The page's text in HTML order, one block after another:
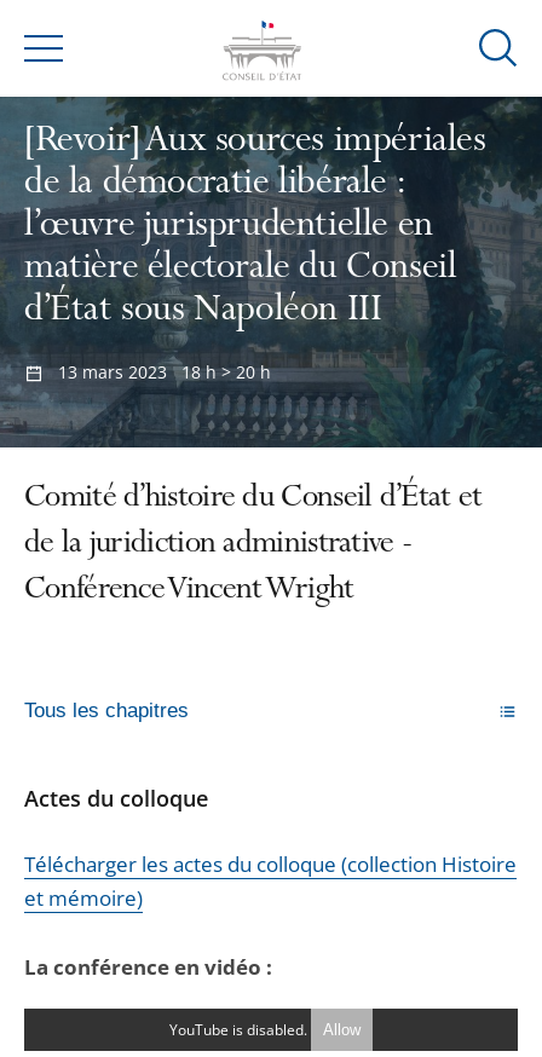
Menu
Ouvrir
de
[Revoir] Aux sources impériales
de la démocratie libérale :
l’œuvre jurisprudentielle en
matière électorale du Conseil
d’État sous Napoléon III
13 mars 2023 18 h > 20 h
Comité d’histoire du Conseil d’État et
de la juridiction administrative -
Conférence Vincent Wright
Tous les chapitres
Actes du colloque
Télécharger les actes du colloque (collection Histoire
et mémoire)
La conférence en vidéo :
YouTube is disabled. Allow